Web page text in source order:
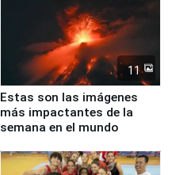
11
Estas son las imágenes
más impactantes de la
semana en el mundo